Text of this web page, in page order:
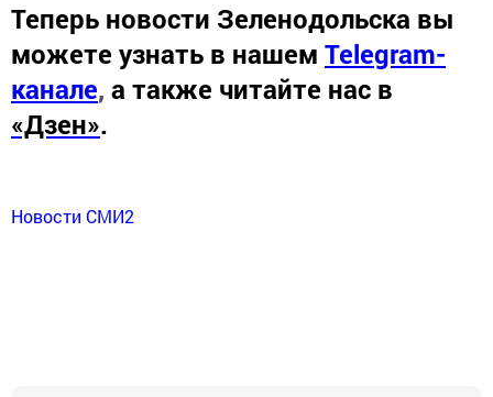
Теперь новости Зеленодольска вы
можете узнать в нашем Telegram-
канале, а также читайте нас в
«Дзен».
Новости СМИ2